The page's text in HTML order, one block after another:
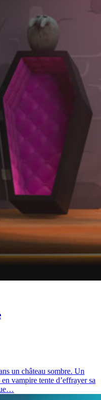
un château sombre. Un
vampire tente d’effrayer sa